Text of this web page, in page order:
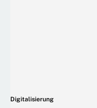
Digitalisierung